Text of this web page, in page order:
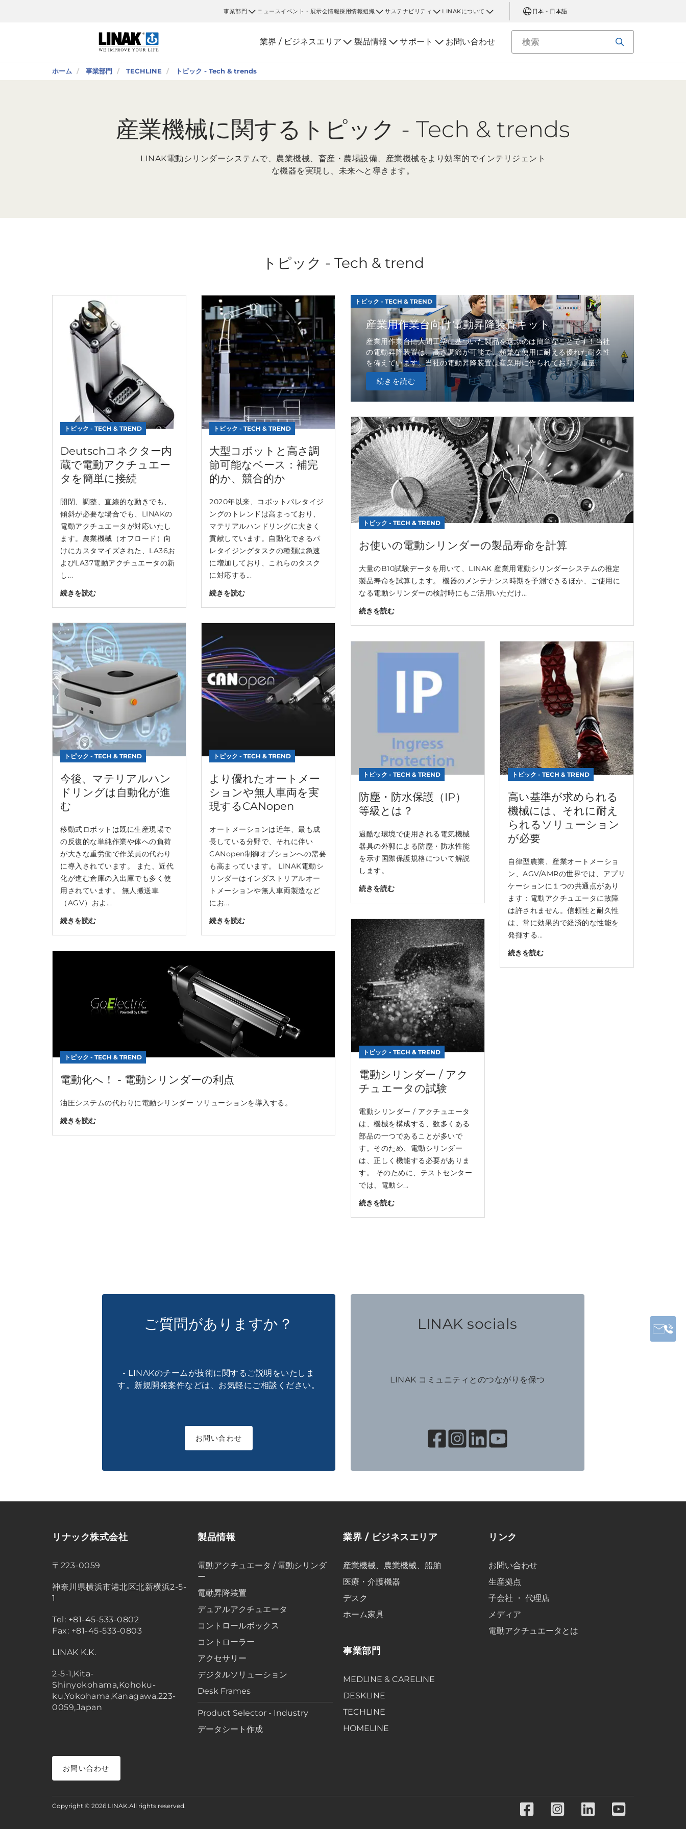
事業部門 ニュース イベント・展示会情報採用情報組織 サステナビリティ LINAKについて 日本 - 日本語
業界 / ビジネスエリア 製品情報 サポート お問い合わせ
ホーム 事業部門 TECHLINE トピック - Tech & trends
産業機械に関するトピック - Tech & trends
LINAK電動シリンダーシステムで、農業機械、畜産・農場設備、産業機械をより効率的でインテリジェント
な機器を実現し、未来へと導きます。
トピック - Tech & trend
トピック - TECH & TREND
Deutschコネクター内
蔵で電動アクチュエー
タを簡単に接続
開閉、調整、直線的な動きでも、
傾斜が必要な場合でも、LINAKの
電動アクチュエータが対応いたし
ます。農業機械（オフロード）向
けにカスタマイズされた、LA36お
よびLA37電動アクチュエータの新
し...
続きを読む
トピック - TECH & TREND
大型コボットと高さ調
節可能なベース：補完
的か、競合的か
2020年以来、コボットパレタイジ
ングのトレンドは高まっており、
マテリアルハンドリングに大きく
貢献しています。自動化できるパ
レタイジングタスクの種類は急速
に増加しており、これらのタスク
に対応する...
続きを読む
トピック - TECH & TREND
産業用作業台向け電動昇降装置キット
産業用作業台に人間工学に基づいた製品を選ぶのは簡単なことです！当社
の電動昇降装置は、高さ調節が可能で、頻繁な使用に耐える優れた耐久性
を備えています。当社の電動昇降装置は産業用に作られており、重量...
続きを読む
トピック - TECH & TREND
お使いの電動シリンダーの製品寿命を計算
大量のB10試験データを用いて、LINAK 産業用電動シリンダーシステムの推定
製品寿命を試算します。 機器のメンテナンス時期を予測できるほか、ご使用に
なる電動シリンダーの検討時にもご活用いただけ...
続きを読む
トピック - TECH & TREND
今後、マテリアルハン
ドリングは自動化が進
む
移動式ロボットは既に生産現場で
の反復的な単純作業や体への負荷
が大きな重労働で作業員の代わり
に導入されています。 また、近代
化が進む倉庫の入出庫でも多く使
用されています。 無人搬送車
（AGV）およ...
続きを読む
トピック - TECH & TREND
より優れたオートメー
ションや無人車両を実
現するCANopen
オートメーションは近年、最も成
長している分野で、それに伴い
CANopen制御オプションへの需要
も高まっています。 LINAK電動シ
リンダーはインダストリアルオー
トメーションや無人車両製造など
にお...
続きを読む
トピック - TECH & TREND
防塵・防水保護（IP）
等級とは？
過酷な環境で使用される電気機械
器具の外郭による防塵・防水性能
を示す国際保護規格について解説
します。
続きを読む
トピック - TECH & TREND
高い基準が求められる
機械には、それに耐え
られるソリューション
が必要
自律型農業、産業オートメーショ
ン、AGV/AMRの世界では、アプリ
ケーションに１つの共通点があり
ます：電動アクチュエータに故障
は許されません。信頼性と耐久性
は、常に効果的で経済的な性能を
発揮する...
続きを読む
トピック - TECH & TREND
電動化へ！ - 電動シリンダーの利点
油圧システムの代わりに電動シリンダー ソリューションを導入する。
続きを読む
トピック - TECH & TREND
電動シリンダー / アク
チュエータの試験
電動シリンダー / アクチュエータ
は、機械を構成する、数多くある
部品の一つであることが多いで
す。そのため、電動シリンダー
は、正しく機能する必要がありま
す。 そのために、テストセンター
では、電動シ...
続きを読む
ご質問がありますか？
- LINAKのチームが技術に関するご説明をいたしま
す。新規開発案件などは、お気軽にご相談ください。
お問い合わせ
LINAK socials
LINAK コミュニティとのつながりを保つ
リナック株式会社
〒223-0059
神奈川県横浜市港北区北新横浜2-5-
1
Tel: +81-45-533-0802
Fax: +81-45-533-0803
LINAK K.K.
2-5-1,Kita-
Shinyokohama,Kohoku-
ku,Yokohama,Kanagawa,223-
0059,Japan
お問い合わせ
製品情報
電動アクチュエータ / 電動シリンダ
ー
電動昇降装置
デュアルアクチュエータ
コントロールボックス
コントローラー
アクセサリー
デジタルソリューション
Desk Frames
Product Selector - Industry
データシート作成
業界 / ビジネスエリア
産業機械、農業機械、船舶
医療・介護機器
デスク
ホーム家具
事業部門
MEDLINE & CARELINE
DESKLINE
TECHLINE
HOMELINE
リンク
お問い合わせ
生産拠点
子会社 ・ 代理店
メディア
電動アクチュエータとは
Copyright © 2026 LINAK.All rights reserved.